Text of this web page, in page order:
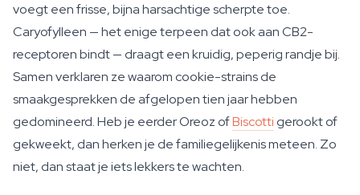
voegt een frisse, bijna harsachtige scherpte toe.
Caryofylleen — het enige terpeen dat ook aan CB2-
receptoren bindt — draagt een kruidig, peperig randje bij.
Samen verklaren ze waarom cookie-strains de
smaakgesprekken de afgelopen tien jaar hebben
gedomineerd. Heb je eerder Oreoz ofBiscotti gerookt of
gekweekt, dan herken je de familiegelijkenis meteen. Zo
niet, dan staat je iets lekkers te wachten.